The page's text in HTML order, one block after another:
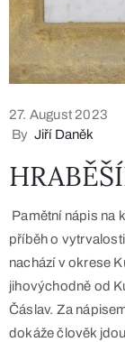
27. August 2023
By Jiří Daněk
Pamětní nápis na
příběh o
nachází v okrese
jihovýchodně od
Čáslav. Za
dokáže člověk